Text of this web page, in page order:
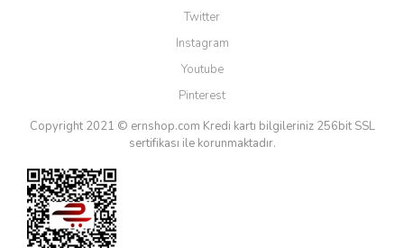
Twitter
Instagram
Youtube
Pinterest
Copyright 2021 © ernshop.com Kredi kartı bilgileriniz 256bit SSL
sertifikası ile korunmaktadır.